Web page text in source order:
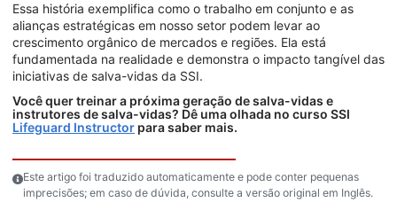
Essa história exemplifica como o trabalho em conjunto e as
alianças estratégicas em nosso setor podem levar ao
crescimento orgânico de mercados e regiões. Ela está
fundamentada na realidade e demonstra o impacto tangível das
iniciativas de salva-vidas da SSI.
Você quer treinar a próxima geração de salva-vidas e
instrutores de salva-vidas? Dê uma olhada no curso SSI
Lifeguard Instructor para saber mais.
Este artigo foi traduzido automaticamente e pode conter pequenas
imprecisões; em caso de dúvida, consulte a versão original em Inglês.